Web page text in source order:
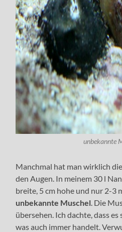
unbekannte
Manchmal hat man wirklich
den Augen. In meinem 30 l
breite, 5 cm hohe und nur 2-3
unbekannte Muschel . Die
übersehen. Ich dachte, dass
was auch immer handelt.